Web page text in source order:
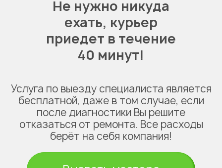
Не нужно никуда
ехать, курьер
приедет в течение
40 минут!
Услуга по выезду специалиста является
бесплатной, даже в том случае, если
после диагностики Вы решите
отказаться от ремонта. Все расходы
берёт на себя компания!